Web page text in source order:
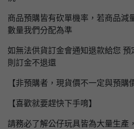
商品預購皆有砍單機率，若商品減
數量我們分配為準
如無法供貨訂金會通知退款給您 預
則訂金不退還
【非預購者，現貨價不一定與預購
【喜歡就要趕快下手唷】
請務必了解公仔玩具皆為大量生產